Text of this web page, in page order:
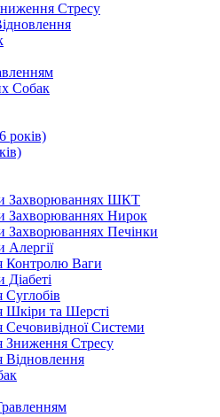
Стресу
Собак
років)
Захворюваннях ШКТ
Захворюваннях Нирок
Захворюваннях Печінки
Контролю Ваги
Шкіри та Шерсті
Системи
Зниження Стресу
Відновлення